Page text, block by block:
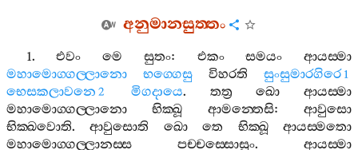
අනුමානසුත‍්තං
1.එවං මෙ සුතං: එකං සමයං
ආයස‍්මා
මහාමොග‍්ගල‍්ලානො
භග‍්ගෙසු විහරති සුංසුමාරගිරෙ 1
භෙසකලාවනෙ 2 මිගදායෙ. තත්‍ර ඛො
ආයස‍්මා
මහාමොග‍්ගල‍්ලානො
භික‍්ඛූ ආමන‍්තෙසි:ආවුසො
භික‍්ඛවොති.ආවුසොති ඛො තෙ භික‍්ඛූ
ආයස‍්මතො
මහාමොග‍්ගල‍්ලානස‍්ස
පච‍්චස‍්සොසුං. ආයස‍්මා